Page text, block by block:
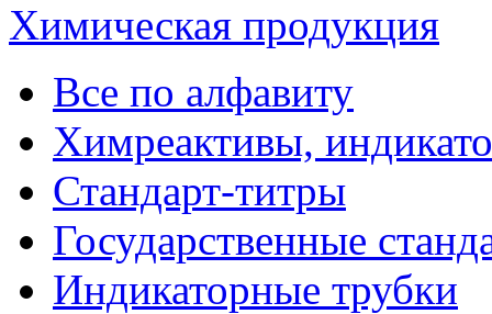
Химическая продукция
Все по алфавиту
Химреактивы,
Стандарт-титры
Государственные
Индикаторные трубки